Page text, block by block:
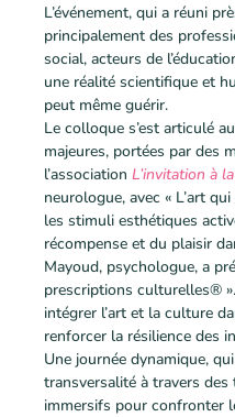
L’événement, qui a réuni
principalement des
social, acteurs de
une réalité scientifique et
peut même guérir.
Le colloque s’est articulé
majeures, portées par des
l’association L’invitation à
neurologue, avec « L’art
les stimuli esthétiques
récompense et du plaisir
Mayoud, psychologue, a
prescriptions culturelles®
intégrer l’art et la culture
renforcer la résilience des
Une journée dynamique,
transversalité à travers des
immersifs pour confronter